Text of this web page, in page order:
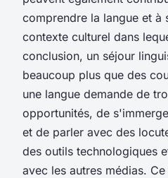
comprendre la langue et à
contexte culturel dans
conclusion, un séjour
beaucoup plus que des
une langue demande de
opportunités, de
et de parler avec des
des outils technologiques
avec les autres médias.